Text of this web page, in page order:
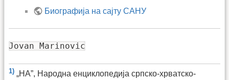
Биографија на сајту САНУ
Jovan Marinovic
1) „НА”, Народна енциклопедија српско-хрватско-